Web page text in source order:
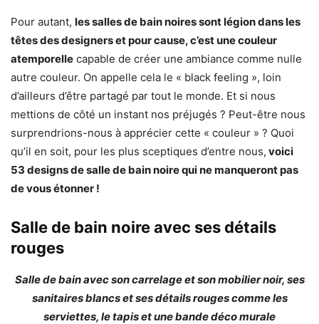
Pour autant, les salles de bain noires sont légion dans les
têtes des designers et pour cause, c’est une couleur
atemporelle capable de créer une ambiance comme nulle
autre couleur. On appelle cela le « black feeling », loin
d’ailleurs d’être partagé par tout le monde. Et si nous
mettions de côté un instant nos préjugés ? Peut-être nous
surprendrions-nous à apprécier cette « couleur » ? Quoi
qu’il en soit, pour les plus sceptiques d’entre nous, voici
53 designs de salle de bain noire qui ne manqueront pas
de vous étonner !
Salle de bain noire avec ses détails
rouges
Salle de bain avec son carrelage et son mobilier noir, ses
sanitaires blancs et ses détails rouges comme les
serviettes, le tapis et une bande déco murale